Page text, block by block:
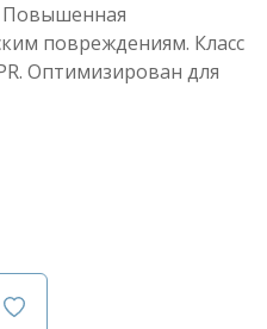
Повышенная
повреждениям. Класс
Оптимизирован для